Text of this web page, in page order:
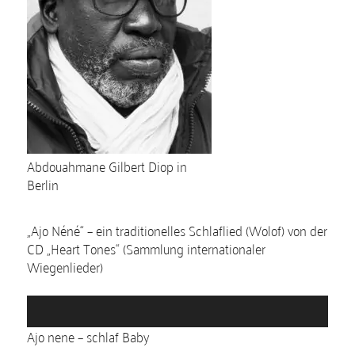
Abdouahmane Gilbert Diop in
Berlin
„Ajo Néné“ – ein traditionelles Schlaflied (Wolof) von der
CD „Heart Tones“ (Sammlung internationaler
Wiegenlieder)
A
u
d
Ajo nene – schlaf Baby